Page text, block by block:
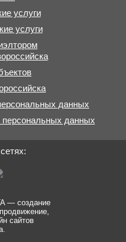
услуги
услуги
данных
персональных данных
— создание
сайтов